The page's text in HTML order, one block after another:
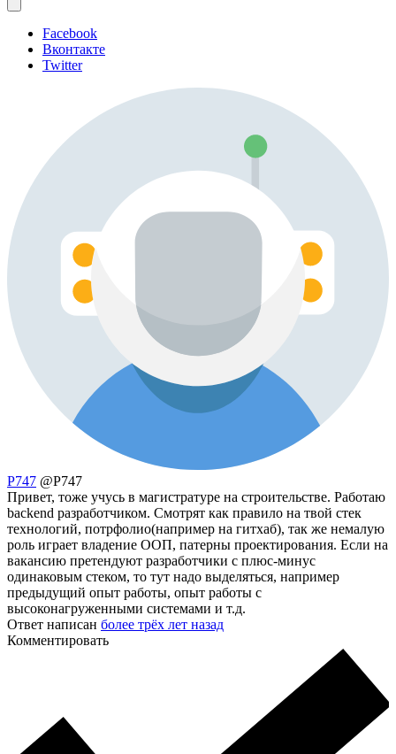
Facebook
Вконтакте
Twitter
P747 @P747
Привет, тоже учусь в магистратуре на строительстве. Работаю
backend разработчиком. Смотрят как правило на твой стек
технологий, потрфолио(например на гитхаб), так же немалую
роль играет владение ООП, патерны проектирования. Если на
вакансию претендуют разработчики с плюс-минус
одинаковым стеком, то тут надо выделяться, например
предыдущий опыт работы, опыт работы с
высоконагруженными системами и т.д.
Ответ написан более трёх лет назад
Комментировать